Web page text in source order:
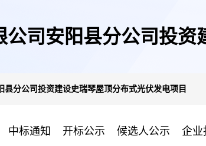
司安阳县分公司投资
分公司投资建设史瑞琴屋顶分布式光伏发电项目
中标通知 开标公示 候选人公示 企业